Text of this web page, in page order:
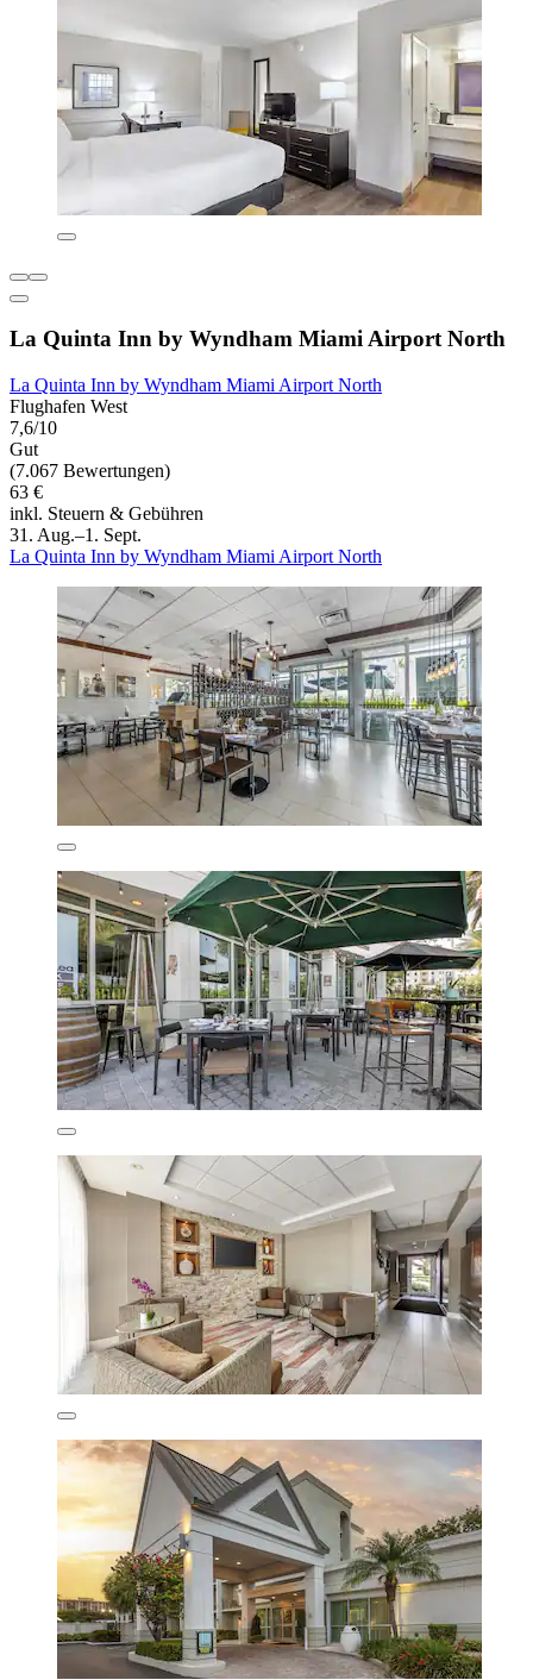
La Quinta Inn by Wyndham Miami Airport North
La Quinta Inn by Wyndham Miami Airport North
Flughafen West
7,6/10
Gut
(7.067 Bewertungen)
63 €
inkl. Steuern & Gebühren
31. Aug.–1. Sept.
La Quinta Inn by Wyndham Miami Airport North